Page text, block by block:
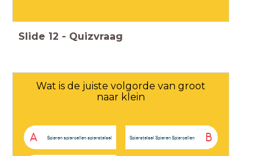
Slide 12 - Quizvraag
Wat is de juiste volgorde van groot
naar klein
A Spieren spiercellen spierstelsel B
Spierstelsel Spieren Spiercellen